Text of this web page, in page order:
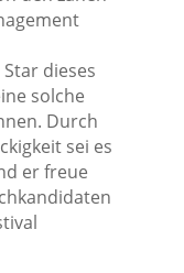
dieses
solche
Durch
sei es
er freue